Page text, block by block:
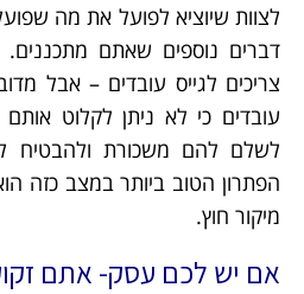
לצוות שיוציא לפועל את מה
דברים נוספים שאתם מתכננים.
צריכים לגייס עובדים – אבל
עובדים כי לא ניתן לקלוט
לשלם להם משכורת ולהבטיח
הפתרון הטוב ביותר במצב כזה
מיקור חוץ.
אם יש לכם עסק- אתם